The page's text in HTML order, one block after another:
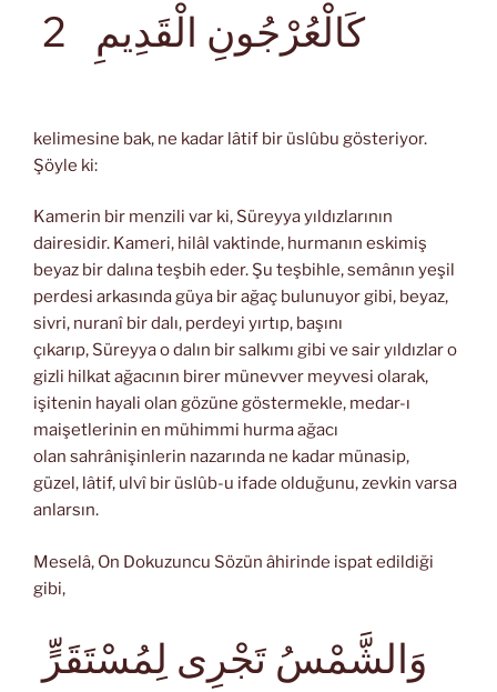
كَالْعُرْجُونِ الْقَدِيمِ2
kelimesine bak, ne kadar lâtif bir üslûbu gösteriyor.
Şöyle ki:
Kamerin bir menzili var ki, Süreyya yıldızlarının
dairesidir. Kameri, hilâl vaktinde, hurmanın eskimiş
beyaz bir dalına teşbih eder. Şu teşbihle, semânın yeşil
perdesi arkasında güya bir ağaç bulunuyor gibi, beyaz,
sivri, nuranî bir dalı, perdeyi yırtıp, başını
çıkarıp, Süreyya o dalın bir salkımı gibi ve sair yıldızlar o
gizli hilkat ağacının birer münevver meyvesi olarak,
işitenin hayali olan gözüne göstermekle, medar-ı
maişetlerinin en mühimmi hurma ağacı
olan sahrânişinlerin nazarında ne kadar münasip,
güzel, lâtif, ulvî bir üslûb-u ifade olduğunu, zevkin varsa
anlarsın.
Meselâ, On Dokuzuncu Sözün âhirinde ispat edildiği
gibi,